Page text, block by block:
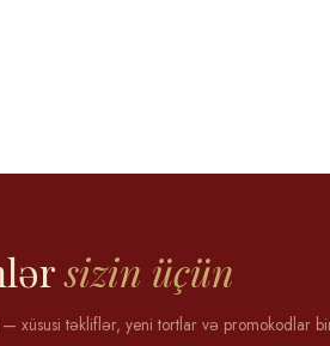
sizin üçün
xüsusi təkliflər, yeni tortlar və promokodlar